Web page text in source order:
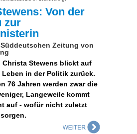
Von der
zur
Zeitung von
Christa Stewens blickt auf
in der Politik zurück.
76 Jahren werden zwar die
Langeweile kommt
auf - wofür nicht zuletzt